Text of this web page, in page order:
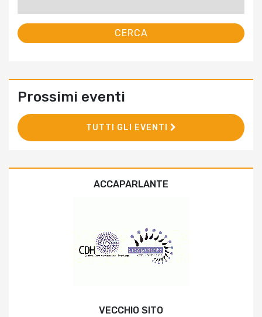
Prossimi eventi
TUTTI GLI EVENTI
ACCAPARLANTE
VECCHIO SITO